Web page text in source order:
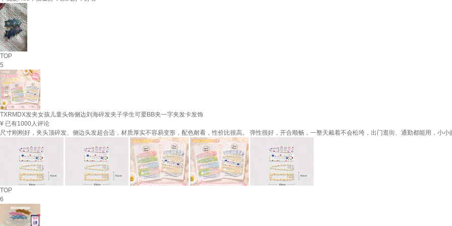
TOP
5
TXRMDX发夹女孩儿童头饰侧边刘海碎发夹子学生可爱BB夹一字夹发卡发饰
¥ 已有1000人评论
尺寸刚刚好，夹头顶碎发、侧边头发超合适，材质厚实不容易变形，配色耐看，性价比很高。 弹性很好，开合顺畅，一整天戴着不会松垮，出门逛街、通勤都能用，小小
TOP
6